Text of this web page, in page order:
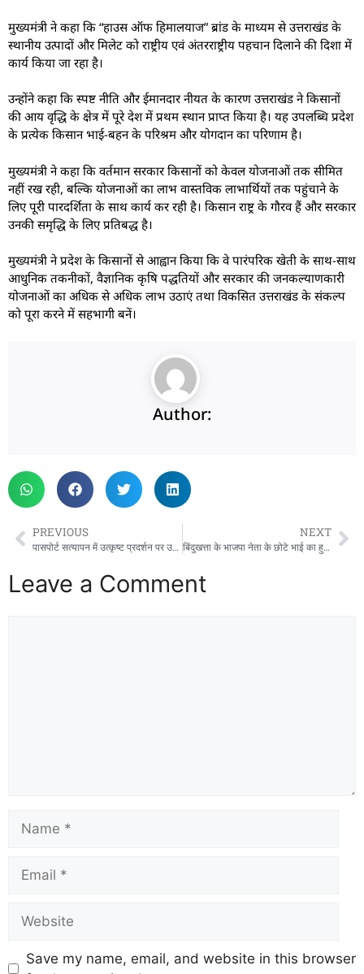
मुख्यमंत्री ने कहा कि “हाउस ऑफ हिमालयाज” ब्रांड के माध्यम से उत्तराखंड के
स्थानीय उत्पादों और मिलेट को राष्ट्रीय एवं अंतरराष्ट्रीय पहचान दिलाने की दिशा में
कार्य किया जा रहा है।
उन्होंने कहा कि स्पष्ट नीति और ईमानदार नीयत के कारण उत्तराखंड ने किसानों
की आय वृद्धि के क्षेत्र में पूरे देश में प्रथम स्थान प्राप्त किया है। यह उपलब्धि प्रदेश
के प्रत्येक किसान भाई-बहन के परिश्रम और योगदान का परिणाम है।
मुख्यमंत्री ने कहा कि वर्तमान सरकार किसानों को केवल योजनाओं तक सीमित
नहीं रख रही, बल्कि योजनाओं का लाभ वास्तविक लाभार्थियों तक पहुंचाने के
लिए पूरी पारदर्शिता के साथ कार्य कर रही है। किसान राष्ट्र के गौरव हैं और सरकार
उनकी समृद्धि के लिए प्रतिबद्ध है।
मुख्यमंत्री ने प्रदेश के किसानों से आह्वान किया कि वे पारंपरिक खेती के साथ-साथ
आधुनिक तकनीकों, वैज्ञानिक कृषि पद्धतियों और सरकार की जनकल्याणकारी
योजनाओं का अधिक से अधिक लाभ उठाएं तथा विकसित उत्तराखंड के संकल्प
को पूरा करने में सहभागी बनें।
Author:
PREVIOUS
पासपोर्ट सत्यापन में उत्कृष्ट प्रदर्शन पर उत्तराखण्ड पुलिस को राष्ट्रीय सम्मान
NEXT
बिंदुखत्ता के भाजपा नेता के छोटे भाई का हुआ आकस्मिक निधन, परिवार में मचा कोहराम
Leave a Comment
Save my name, email, and website in this browser